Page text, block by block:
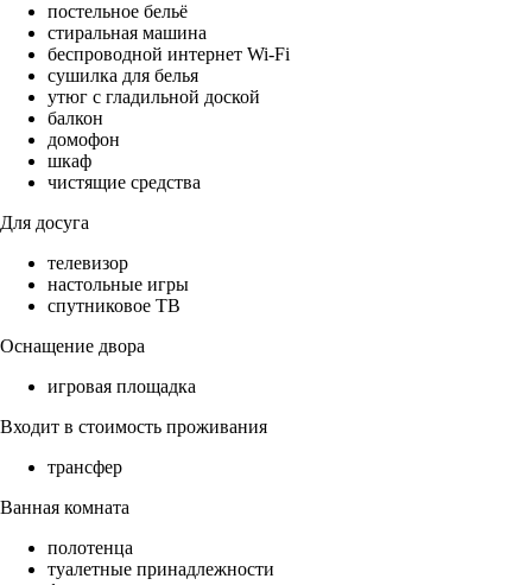
постельное бельё
стиральная машина
беспроводной интернет Wi-Fi
сушилка для белья
утюг с гладильной доской
балкон
домофон
шкаф
чистящие средства
Для досуга
телевизор
настольные игры
спутниковое ТВ
Оснащение двора
игровая площадка
Входит в стоимость проживания
трансфер
Ванная комната
полотенца
туалетные принадлежности